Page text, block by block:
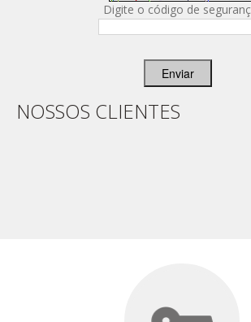
Digite o código de
Enviar
NOSSOS CLIENTES